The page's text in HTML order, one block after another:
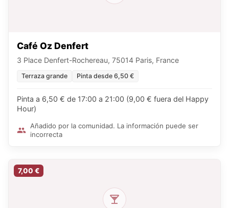
Café Oz Denfert
3 Place Denfert-Rochereau, 75014 Paris, France
Terraza grande Pinta desde 6,50 €
Pinta a 6,50 € de 17:00 a 21:00 (9,00 € fuera del Happy
Hour)
Añadido por la comunidad. La información puede ser
incorrecta
7,00 €